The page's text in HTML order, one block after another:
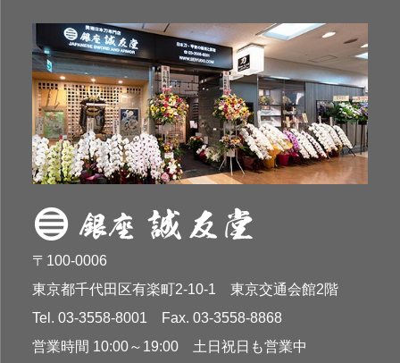
〒100-0006
東京都千代田区有楽町2-10-1 東京交通会館2階
Tel. 03-3558-8001 Fax. 03-3558-8868
営業時間 10:00～19:00 土日祝日も営業中